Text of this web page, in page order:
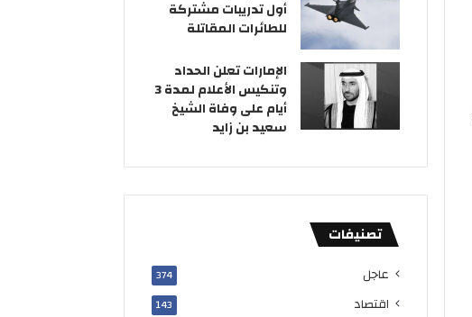
أول تدريبات مشتركة
للطائرات المقاتلة
الإمارات تعلن الحداد
وتنكيس الأعلام لمدة 3
أيام على وفاة الشيخ
سعيد بن زايد
تصنيفات
عاجل 374
اقتصاد 143